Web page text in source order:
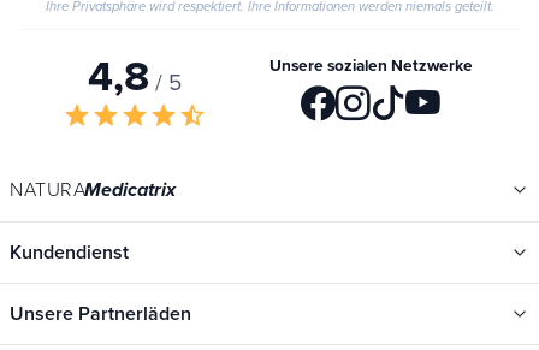
Ihre Privatsphäre wird respektiert. Ihre Informationen werden niemals geteilt.
4,8 / 5
starstarstarstarstar_half
Unsere sozialen Netzwerke
NATURAMedicatrix
Kundendienst
Unsere Partnerläden